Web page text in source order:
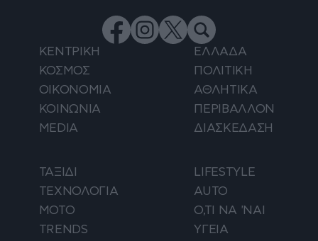
ΚΕΝΤΡΙΚΗ
ΕΛΛΑΔΑ
ΚΟΣΜΟΣ
ΠΟΛΙΤΙΚΗ
ΟΙΚΟΝΟΜΙΑ
ΑΘΛΗΤΙΚΑ
ΚΟΙΝΩΝΙΑ
ΠΕΡΙΒΑΛΛΟΝ
MEDIA
ΔΙΑΣΚΕΔΑΣΗ
ΤΑΞΙΔΙ
LIFESTYLE
ΤΕΧΝΟΛΟΓΙΑ
AUTO
ΜΟΤΟ
Ο,ΤΙ ΝΑ 'ΝΑΙ
TRENDS
ΥΓΕΙΑ